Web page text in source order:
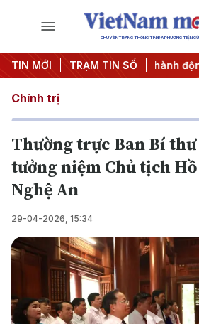
CHUYÊN TRANG THÔNG TIN ĐA PHƯƠNG TIỆN
TIN MỚI TRẠM TIN SỐ
#Đưa Nghị quyết thành hành động
Chính trị
Thường trực Ban Bí
tưởng niệm Chủ tịch
Nghệ An
29-04-2026, 15:34